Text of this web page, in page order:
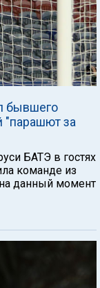
бывшего
"парашют за
БАТЭ в гостях
команде из
данный момент